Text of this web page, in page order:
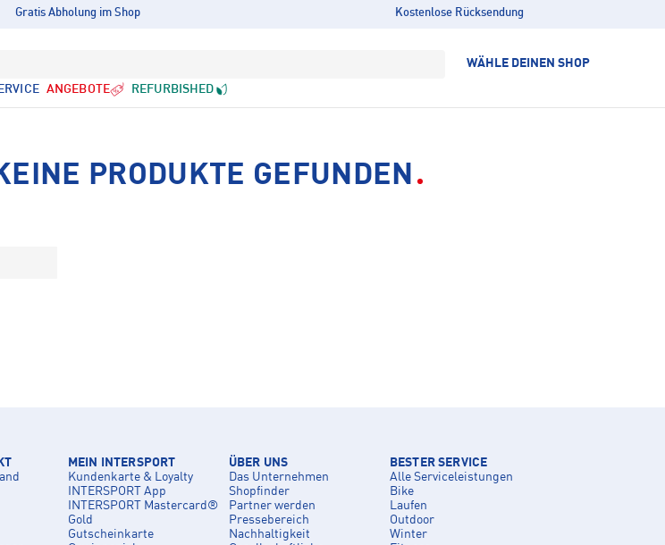
Gratis Abholung im Shop Kostenlose Rücksendung
WÄHLE DEINEN SHOP
ANGEBOTE REFURBISHED
PRODUKTE GEFUNDEN
MEIN INTERSPORT
Kundenkarte & Loyalty
INTERSPORT App
INTERSPORT Mastercard®
Gold
Gutscheinkarte
ÜBER UNS
Das Unternehmen
Shopfinder
Partner werden
Pressebereich
Nachhaltigkeit
BESTER SERVICE
Alle Serviceleistungen
Bike
Laufen
Outdoor
Winter